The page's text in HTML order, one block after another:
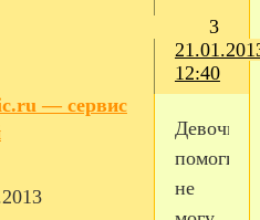
3
12:40
Девочки
помогите
не